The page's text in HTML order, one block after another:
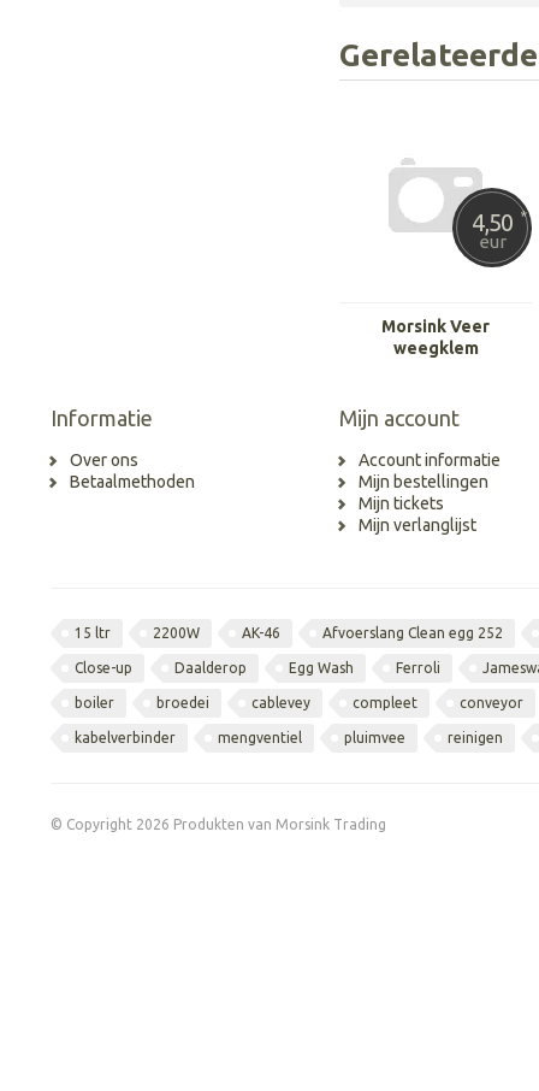
4,50 *
eur
Morsink Veer
weegklem
Informatie
Over ons
Betaalmethoden
Mijn account
Account informatie
Mijn bestellingen
Mijn tickets
Mijn verlanglijst
15 ltr 2200W AK-46 Afvoerslang Clean egg 252
Close-up Daalderop Egg Wash Ferroli
boiler broedei cablevey compleet conveyor
kabelverbinder mengventiel pluimvee reinigen
© Copyright 2026 Produkten van Morsink Trading